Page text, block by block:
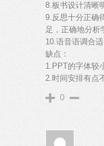
8.板书设计清晰
9.反思十分正确
足，正确地分析
10.语音语调合适
缺点：
1.PPT的字体较
2.时间安排有点
0